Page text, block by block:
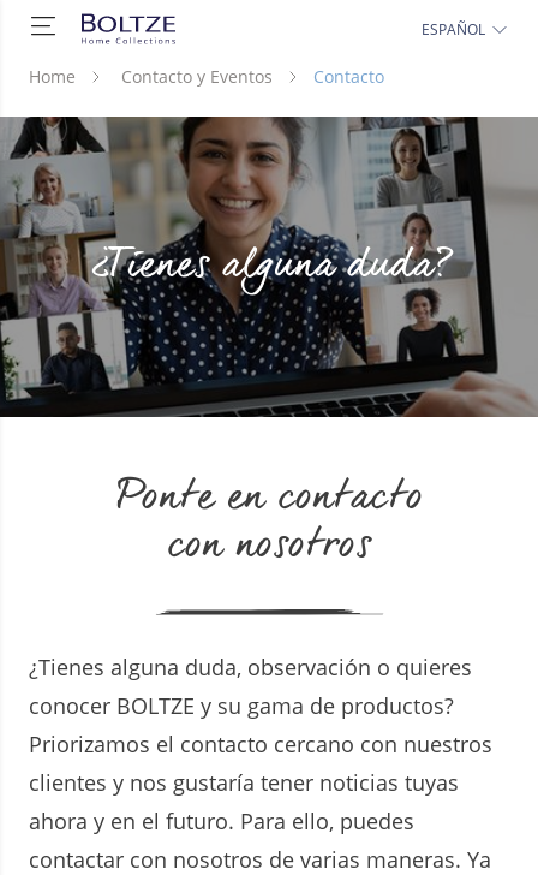
ESPAÑOL
Home Contacto y Eventos Contacto
¿Tienes alguna duda?
Ponte en contacto
con nosotros
¿Tienes alguna duda, observación o quieres
conocer BOLTZE y su gama de productos?
Priorizamos el contacto cercano con nuestros
clientes y nos gustaría tener noticias tuyas
ahora y en el futuro. Para ello, puedes
contactar con nosotros de varias maneras. Ya